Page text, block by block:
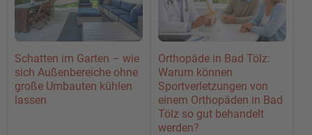
Schatten im Garten – wie
sich Außenbereiche ohne
große Umbauten kühlen
lassen
Orthopäde in Bad Tölz:
Warum können
Sportverletzungen von
einem Orthopäden in Bad
Tölz so gut behandelt
werden?